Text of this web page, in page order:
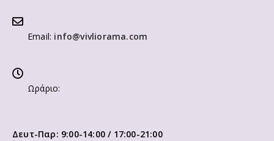
Email: info@vivliorama.com
Ωράριο:
Δευτ-Παρ: 9:00-14:00 / 17:00-21:00